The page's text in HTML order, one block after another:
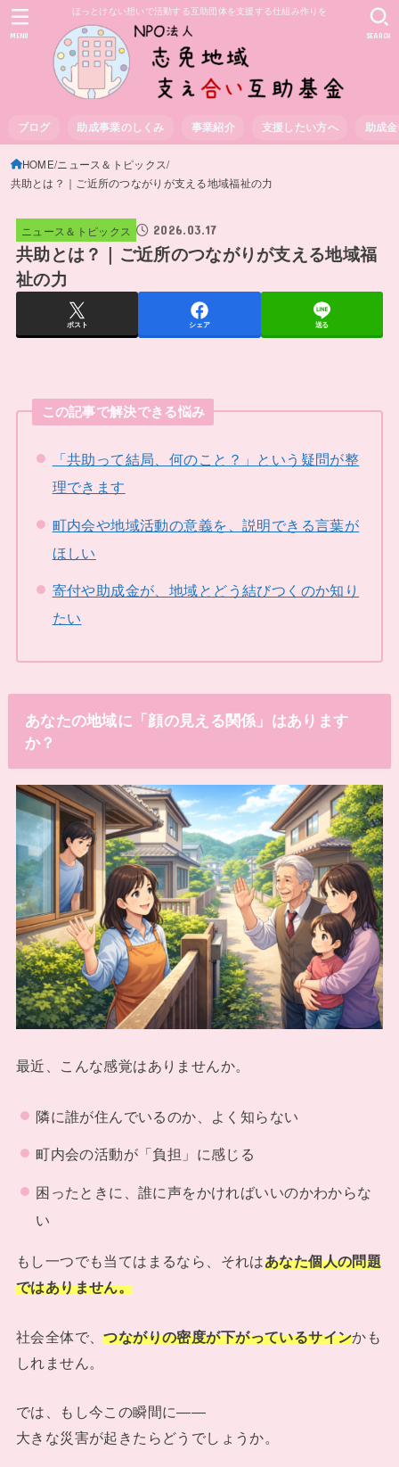
ほっとけない想いで活動する互助団体を支援する仕組み作りを
ブログ 助成事業のしくみ 事業紹介 支援したい方へ 助成
SEARCH
MENU
HOME ニュース＆トピックス
共助とは？｜ご近所のつながりが支える地域福祉の力
ニュース＆トピックス 2026.03.17
共助とは？｜ご近所のつながりが支える地域福
祉の力
ポスト シェア 送る
この記事で解決できる悩み
「共助って結局、何のこと？」という疑問が整
理できます
町内会や地域活動の意義を、説明できる言葉が
ほしい
寄付や助成金が、地域とどう結びつくのか知り
たい
あなたの地域に「顔の見える関係」はあります
か？
最近、こんな感覚はありませんか。
隣に誰が住んでいるのか、よく知らない
町内会の活動が「負担」に感じる
困ったときに、誰に声をかければいいのかわからな
い
もし一つでも当てはまるなら、それはあなた個人の問題
ではありません。
社会全体で、つながりの密度が下がっているサインかも
しれません。
では、もし今この瞬間に――
大きな災害が起きたらどうでしょうか。